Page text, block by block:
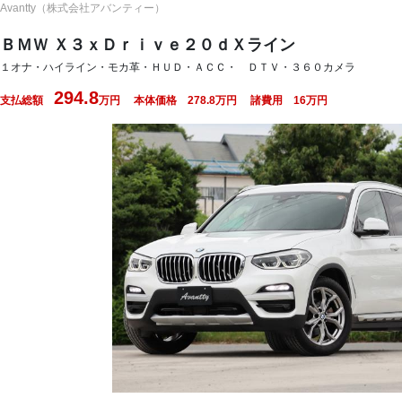
Avantty（株式会社アバンティー）
ＢＭＷ Ｘ３ｘＤｒｉｖｅ２０ｄＸライン
１オナ・ハイライン・モカ革・ＨＵＤ・ＡＣＣ・ ＤＴＶ・３６０カメラ
支払総額 294.8万円 本体価格 278.8万円 諸費用 16万円